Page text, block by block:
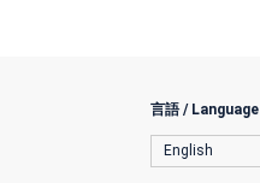
言語 / Language
English